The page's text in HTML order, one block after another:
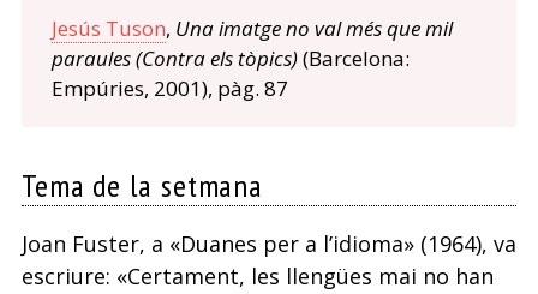
Jesús Tuson, Una imatge no val més que mil
paraules (Contra els tòpics)(Barcelona:
Empúries, 2001), pàg. 87
Tema de la setmana
Joan Fuster, a «Duanes per a l’idioma» (1964), va
escriure: «Certament, les llengües mai no han